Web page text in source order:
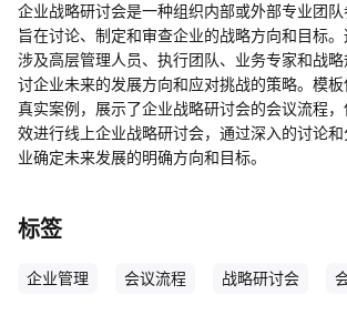
企业战略研讨会是一种组织内部或外部专业团队
旨在讨论、制定和审查企业的战略方向和目标
涉及高层管理人员、执行团队、业务专家和战
讨企业未来的发展方向和应对挑战的策略。模
真实案例，展示了企业战略研讨会的会议流程
效进行线上企业战略研讨会，通过深入的讨论
业确定未来发展的明确方向和目标。
标签
企业管理 会议流程 战略研讨会